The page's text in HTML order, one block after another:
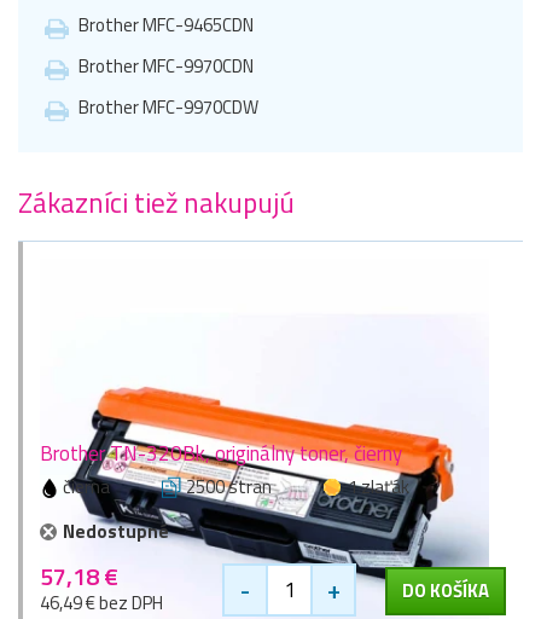
Brother MFC-9465CDN
Brother MFC-9970CDN
Brother MFC-9970CDW
Zákazníci tiež nakupujú
Brother TN-320Bk, originálny toner, čierny
čierna 2500 stran
1 zlaťák
Nedostupné
57,18 €
46,49 € bez DPH - + DO KOŠÍKA